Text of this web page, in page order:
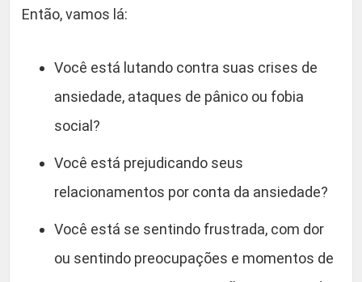
Então, vamos lá:
Você está lutando contra suas crises de
ansiedade, ataques de pânico ou fobia
social?
Você está prejudicando seus
relacionamentos por conta da ansiedade?
Você está se sentindo frustrada, com dor
ou sentindo preocupações e momentos de